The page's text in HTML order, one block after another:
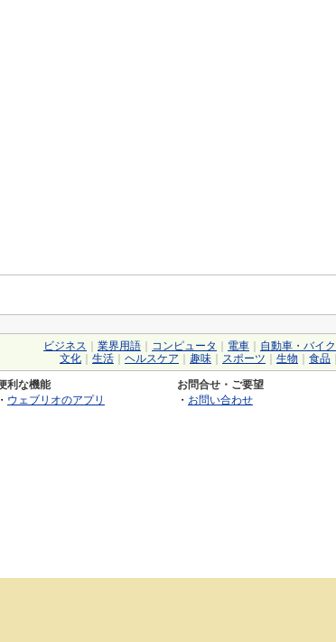
ビジネス 業界用語 コンピュータ 電車 自動車・バイク
文化
生活 ヘルスケア 趣味 スポーツ 生物 食品
利な機能
・ ウェブリオのアプリ
お問合せ・ご要望
・ お問い合わせ